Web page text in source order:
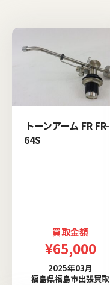
トーンアーム FR FR-
64S
買取金額
¥65,000
2025年03月
福島県福島市出張買取